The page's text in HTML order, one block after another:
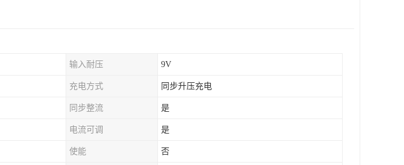
输入耐压 9V
充电方式 同步升压充电
同步整流 是
电流可调 是
使能 否